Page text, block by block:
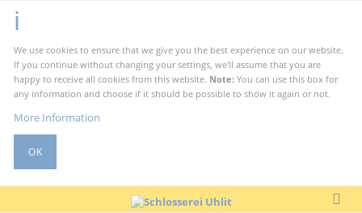
We use cookies to ensure that we give you the best experience on our website.
If you continue without changing your settings, we'll assume that you are
happy to receive all cookies from this website. Note:You can use this box for
any information and choose if it should be possible to show it again or not.
More Information
OK